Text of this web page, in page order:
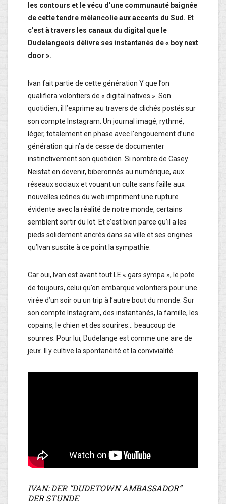
les contours et le vécu d’une communauté baignée
de cette tendre mélancolie aux accents du Sud. Et
c’est à travers les canaux du digital que le
Dudelangeois délivre ses instantanés de « boy next
door ».
Ivan fait partie de cette génération Y que l’on
qualifiera volontiers de « digital natives ». Son
quotidien, il l’exprime au travers de clichés postés sur
son compte Instagram. Un journal imagé, rythmé,
léger, totalement en phase avec l’engouement d’une
génération qui n’a de cesse de documenter
instinctivement son quotidien. Si nombre de Casey
Neistat en devenir, biberonnés au numérique, aux
réseaux sociaux et vouant un culte sans faille aux
nouvelles icônes du web impriment une rupture
évidente avec la réalité de notre monde, certains
semblent sortir du lot. Et c’est bien parce qu’il a les
pieds solidement ancrés dans sa ville et ses origines
qu’Ivan suscite à ce point la sympathie.
Car oui, Ivan est avant tout LE « gars sympa », le pote
de toujours, celui qu’on embarque volontiers pour une
virée d’un soir ou un trip à l’autre bout du monde. Sur
son compte Instagram, des instantanés, la famille, les
copains, le chien et des sourires… beaucoup de
sourires. Pour lui, Dudelange est comme une aire de
jeux. Il y cultive la spontanéité et la convivialité.
IVAN: DER “DUDETOWN AMBASSADOR”
DER STUNDE